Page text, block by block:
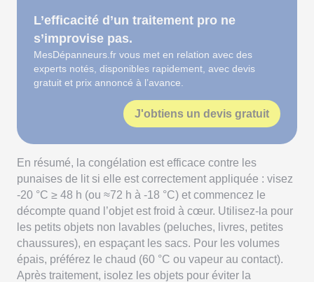
L’efficacité d’un traitement pro ne
s’improvise pas.
MesDépanneurs.fr vous met en relation avec des
experts notés, disponibles rapidement, avec devis
gratuit et prix annoncé à l’avance.
J'obtiens un devis gratuit
En résumé, la congélation est efficace contre les
punaises de lit si elle est correctement appliquée : visez
-20 °C ≥ 48 h (ou ≈72 h à -18 °C) et commencez le
décompte quand l’objet est froid à cœur. Utilisez-la pour
les petits objets non lavables (peluches, livres, petites
chaussures), en espaçant les sacs. Pour les volumes
épais, préférez le chaud (60 °C ou vapeur au contact).
Après traitement, isolez les objets pour éviter la